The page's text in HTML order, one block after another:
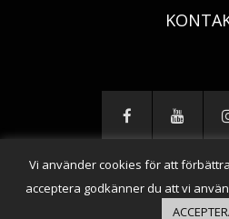
© Copyright 2026 -
Vi använder cookies för att
acceptera godkänner du att vi